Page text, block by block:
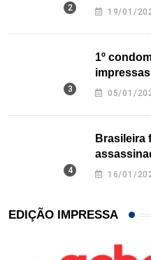
nos EUA
19/01/
1º
Texas
05/01/
Brasileira
16/01/
EDIÇÃO IMPRESSA